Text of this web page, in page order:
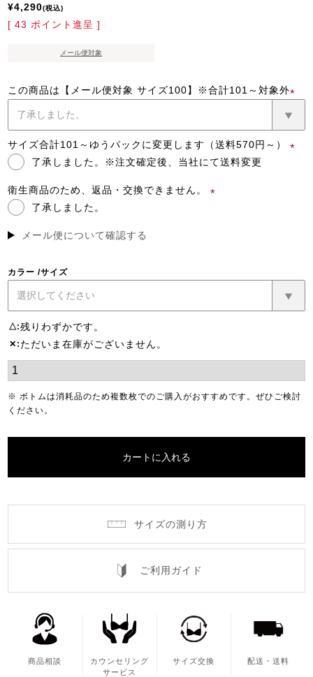
¥4,290 税込
[ 43 ポイント進呈 ]
メール便対象
この商品は【メール便対象 サイズ100】※合計101～対象外
(必
須)
サイズ合計101～ゆうパックに変更します（送料570円～）
了承しました。※注文確定後、当社にて送料変更
衛生商品のため、返品・交換できません。
了承しました。
メール便について確認する
カラー サイズ
△ 残りわずかです。
✕ ただいま在庫がございません。
※ ボトムは消耗品のため複数枚でのご購入がおすすめです。ぜひご検討
ください。
カートに入れる
サイズの測り方
ご利用ガイド
商品相談
カウンセリング
サービス
サイズ交換 配送・送料